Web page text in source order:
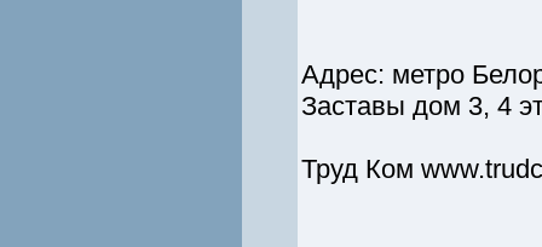
Адрес: метро
Заставы дом 3, 4
Труд Ком